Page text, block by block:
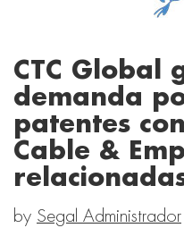
CTC Global
demanda
patentes
Cable &
by Segal Administrador